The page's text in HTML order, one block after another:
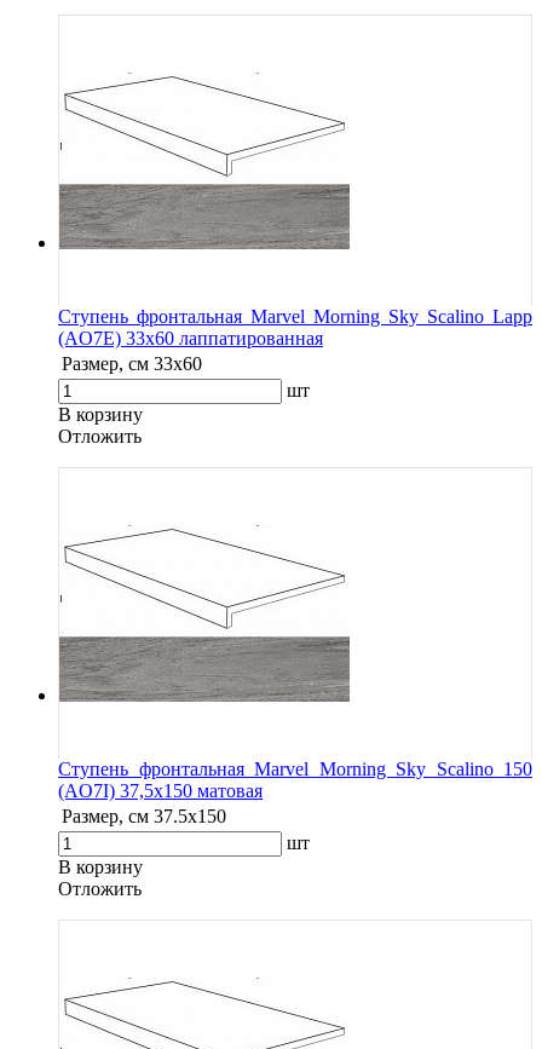
Ступень фронтальная Marvel Morning Sky Scalino Lapp
(AO7E) 33x60 лаппатированная
Размер, см 33x60
шт
В корзину
Oтложить
Ступень фронтальная Marvel Morning Sky Scalino 150
(AO7I) 37,5x150 матовая
Размер, см 37.5x150
шт
В корзину
Oтложить